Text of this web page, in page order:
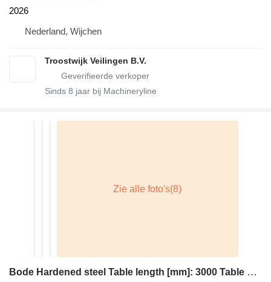
2026
Nederland, Wijchen
Troostwijk Veilingen B.V.
Sinds 8 jaar bij Machineryline
Bode Hardened steel Table length [mm]: 3000 Table width [mm]: 1500 Ta